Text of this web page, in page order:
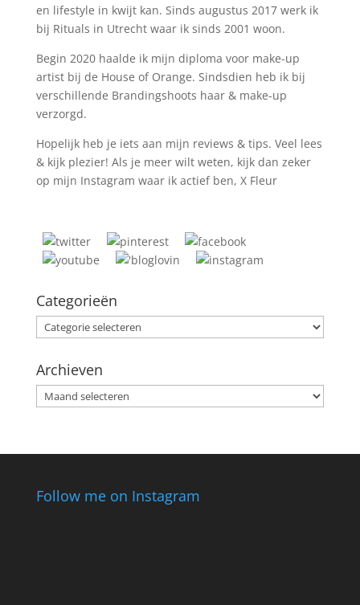
en lifestyle in kwijt kan. Sinds augustus 2017 werk ik
bij Rituals in Utrecht waar ik sinds 2001 woon.
Begin 2020 haalde ik mijn diploma voor make-up
artist bij de House of Orange. Sindsdien heb ik bij
verschillende Brandingshoots haar & make-up
verzorgd.
Hopelijk heb je iets aan mijn reviews & tips. Veel lees
& kijk plezier! Als je meer wilt weten, kijk dan zeker
op mijn Instagram waar ik actief ben, X Fleur
Categorieën
Categorieën
Archieven
Archieven
Follow me on Instagram